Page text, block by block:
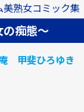
熟女コミック集
痴態～
甲斐ひろゆき